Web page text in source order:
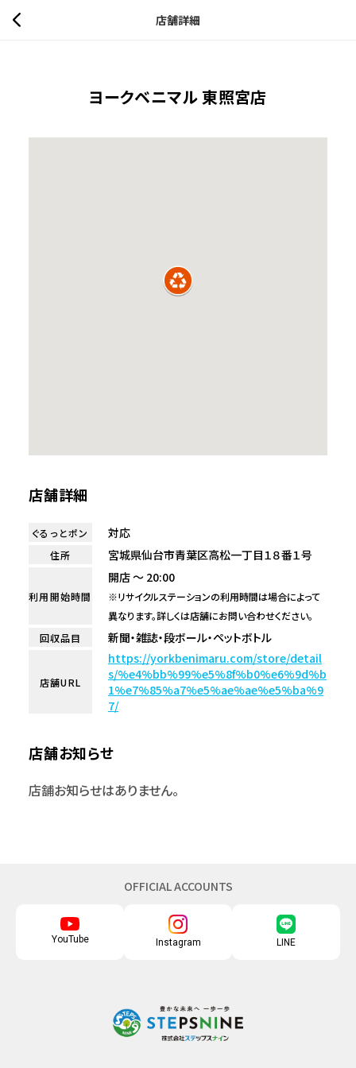
店舗詳細
ヨークベニマル 東照宮店
店舗詳細
ぐるっとポン 対応
住所 宮城県仙台市青葉区高松一丁目１８番１号
利用開始時間
開店 ～ 20:00
※リサイクルステーションの利用時間は場合によって
異なります。詳しくは店舗にお問い合わせください。
回収品目
新聞・雑誌・段ボール・ペットボトル
店舗URL
https://yorkbenimaru.com/store/detail
s/%e4%bb%99%e5%8f%b0%e6%9d%b
1%e7%85%a7%e5%ae%ae%e5%ba%9
7/
店舗お知らせ
店舗お知らせはありません。
OFFICIAL ACCOUNTS
YouTube Instagram LINE